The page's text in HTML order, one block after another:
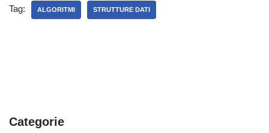
Tag: ALGORITMI STRUTTURE DATI
Categorie